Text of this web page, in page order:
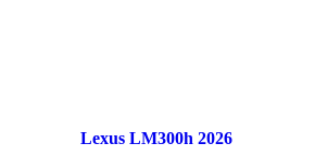
Lexus LM300h 2026